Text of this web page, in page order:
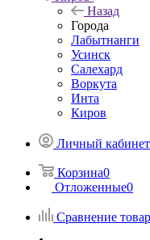
Назад
Города
Лабытнанги
Усинск
Салехард
Воркута
Инта
Киров
Личный кабинет
Корзина0
Отложенные0
Сравнение